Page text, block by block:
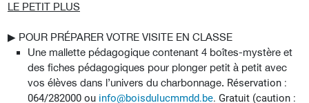
LE PETIT PLUS
▶︎ POUR PRÉPARER VOTRE VISITE EN CLASSE
Une mallette pédagogique contenant 4 boîtes-mystère et
des fiches pédagogiques pour plonger petit à petit avec
vos élèves dans l’univers du charbonnage. Réservation :
064/282000 ou info@boisdulucmmdd.be. Gratuit (caution :